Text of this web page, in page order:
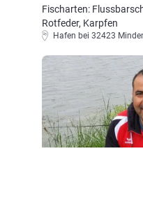
Fischarten:
Rotfeder, Karpfen
Hafen bei 32423